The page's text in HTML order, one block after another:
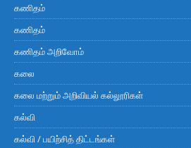
கணிதம்
கணிதம்
கணிதம் அறிவோம்
கலை
கலை மற்றும் அறிவியல் கல்லூரிகள்
கல்வி
கல்வி / பயிற்சித் திட்டங்கள்